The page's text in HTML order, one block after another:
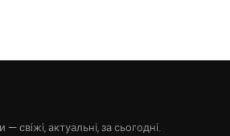
свіжі, актуальні, за сьогодні.